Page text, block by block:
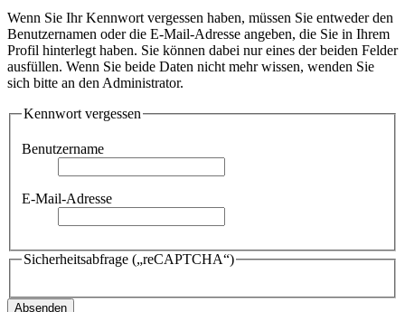
Wenn Sie Ihr Kennwort vergessen haben, müssen Sie entweder den
Benutzernamen oder die E-Mail-Adresse angeben, die Sie in Ihrem
Profil hinterlegt haben. Sie können dabei nur eines der beiden Felder
ausfüllen. Wenn Sie beide Daten nicht mehr wissen, wenden Sie
sich bitte an den Administrator.
Kennwort vergessen
Benutzername
E-Mail-Adresse
Sicherheitsabfrage („reCAPTCHA“)